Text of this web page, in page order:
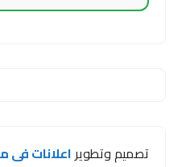
تصميم وتطويراعلانات فى مصر